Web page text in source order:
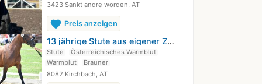
3423 Sankt andre worden, AT
favorite Preis anzeigen
13 jährige Stute aus eigener Zucht
Stute
Österreichisches Warmblut
Warmblut
Brauner
8082 Kirchbach, AT